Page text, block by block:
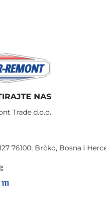
NAS
Trade d.o.o.
76100, Brčko, Bosna i